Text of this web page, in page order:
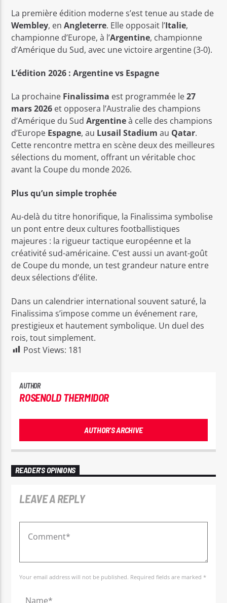
La première édition moderne s’est tenue au stade de
Wembley, enAngleterre. Elle opposait l’Italie,
championne d’Europe, à l’Argentine, championne
d’Amérique du Sud, avec une victoire argentine (3-0).
L’édition 2026 : Argentine vs Espagne
La prochaine Finalissima est programmée le27
mars 2026 et opposera l’Australie des champions
d’Amérique du SudArgentineà celle des champions
d’Europe Espagne, au Lusail Stadium au Qatar.
Cette rencontre mettra en scène deux des meilleures
sélections du moment, offrant un véritable choc
avant la Coupe du monde 2026.
Plus qu’un simple trophée
Au-delà du titre honorifique, la Finalissima symbolise
un pont entre deux cultures footballistiques
majeures : la rigueur tactique européenne et la
créativité sud-américaine. C’est aussi un avant-goût
de Coupe du monde, un test grandeur nature entre
deux sélections d’élite.
Dans un calendrier international souvent saturé, la
Finalissima s’impose comme un événement rare,
prestigieux et hautement symbolique. Un duel des
rois, tout simplement.
Post Views: 181
AUTHOR
ROSENOLD THERMIDOR
AUTHOR'S ARCHIVE
READER'S OPINIONS
LEAVE A REPLY
Your email address will not be published. Required fields are marked *